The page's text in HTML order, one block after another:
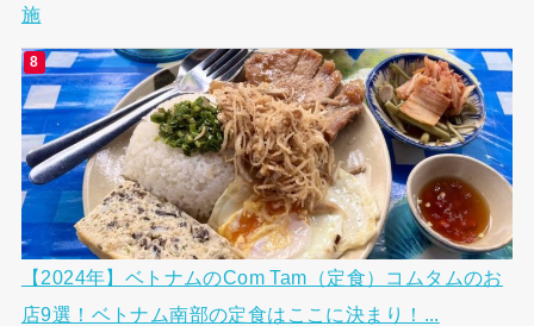
施
【2024年】ベトナムのCom Tam（定食）コムタムのお
店9選！ベトナム南部の定食はここに決まり！...